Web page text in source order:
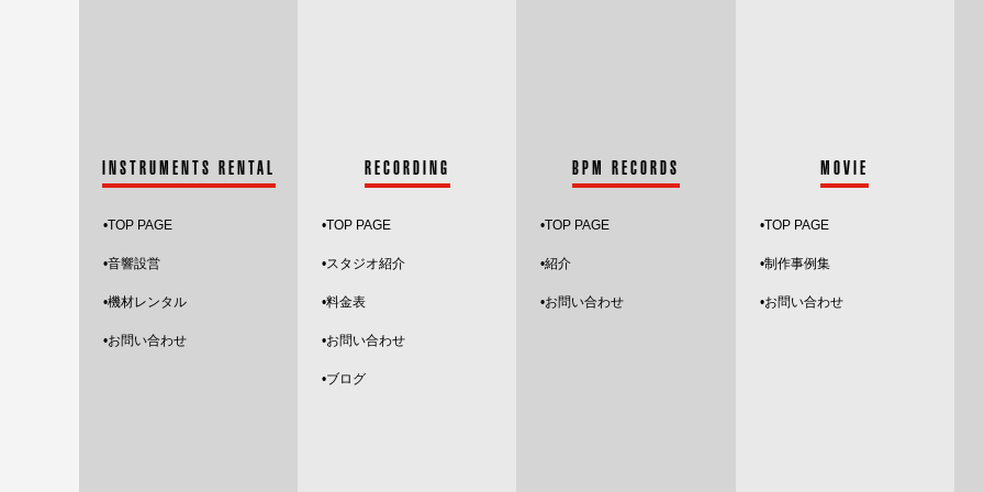
INSTRUMENTS RENTAL
•TOP PAGE
•音響設営
•機材レンタル
•お問い合わせ
RECORDING
•TOP PAGE
•スタジオ紹介
•料金表
•お問い合わせ
•ブログ
BPM RECORDS
•TOP PAGE
•紹介
•お問い合わせ
MOVIE
•TOP PAGE
•制作事例集
•お問い合わせ